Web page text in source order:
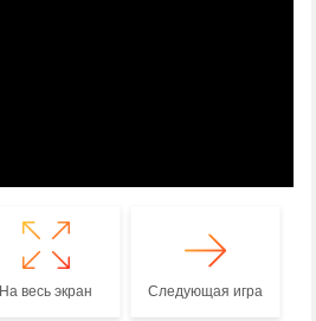
На весь экран Следующая игра